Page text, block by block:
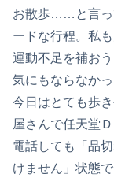
お散歩……と言っ
ードな行程。私
運動不足を補お
気にもならなか
今日はとても歩
屋さんで任天堂
電話しても「品
けません」状態